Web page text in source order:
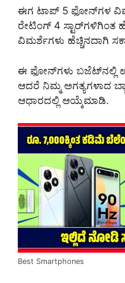
ಈಗ ಟಾಪ್ 5 ಫೋನ್‌ಗಳ
ರೇಟಿಂಗ್ 4 ಸ್ಟಾರ್‌ಗಳಿಗಿಂತ
ವಿಮರ್ಶೆಗಳು ಹೆಚ್ಚಿನದಾಗಿ
ಈ ಫೋನ್‌ಗಳು ಬಜೆಟ್‌ನಲ್ಲಿ
ಆದರೆ ನಿಮ್ಮ ಅಗತ್ಯಗಳಾದ
ಆಧಾರದಲ್ಲಿ ಆಯ್ಕೆಮಾಡಿ.
Best Smartphones